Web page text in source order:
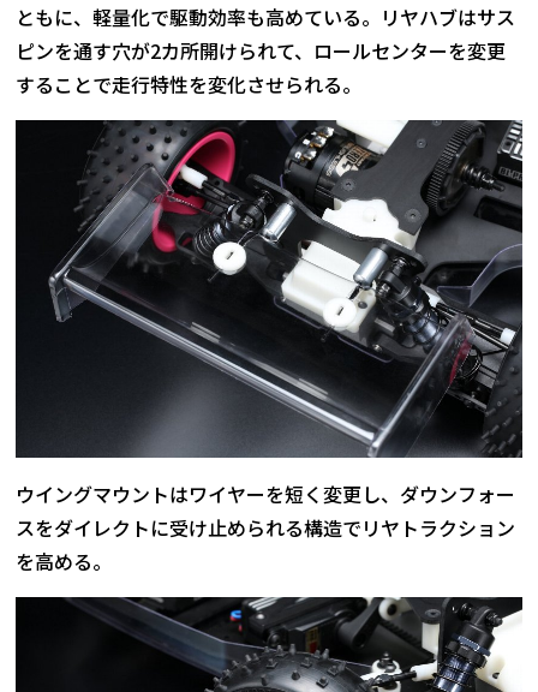
ともに、軽量化で駆動効率も高めている。リヤハブはサス
ピンを通す穴が2カ所開けられて、ロールセンターを変更
することで走行特性を変化させられる。
ウイングマウントはワイヤーを短く変更し、ダウンフォー
スをダイレクトに受け止められる構造でリヤトラクション
を高める。